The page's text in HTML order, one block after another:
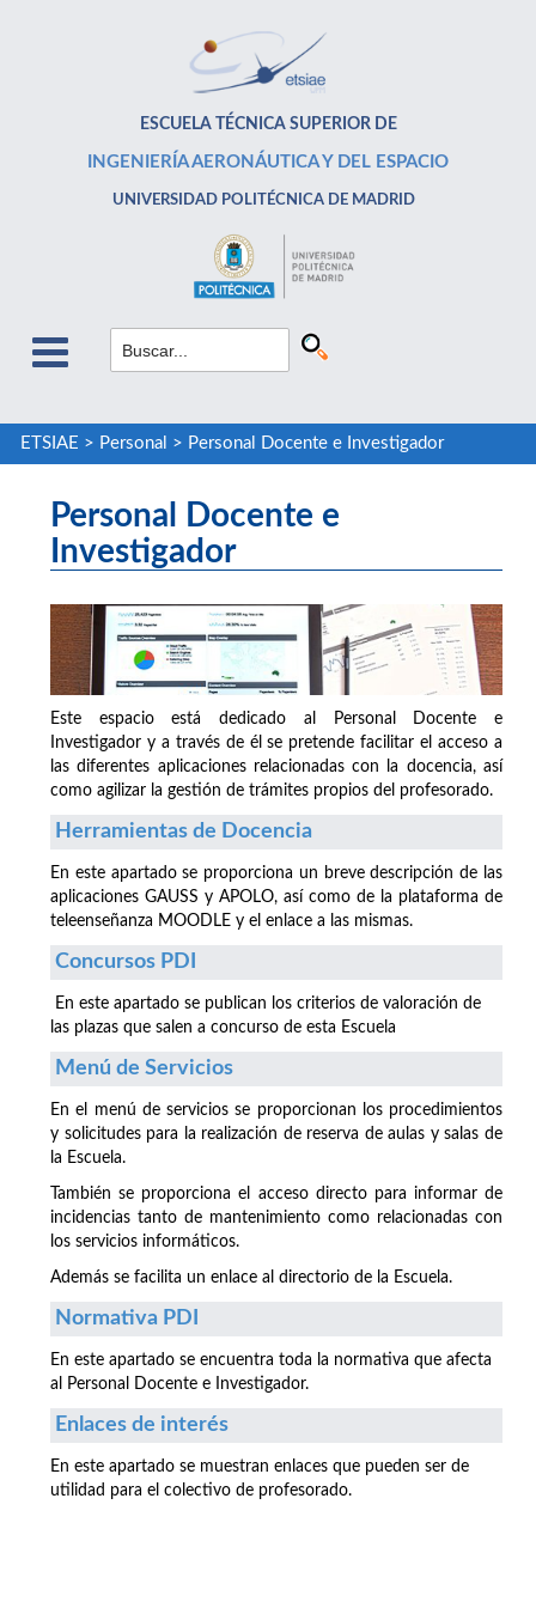
ESCUELA TÉCNICA SUPERIOR DE
INGENIERÍA AERONÁUTICA Y DEL ESPACIO
UNIVERSIDAD POLITÉCNICA DE MADRID
ETSIAE > Personal > Personal Docente e Investigador
Personal Docente e
Investigador
Este espacio está dedicado al Personal Docente e
Investigador y a través de él se pretende facilitar el acceso a
las diferentes aplicaciones relacionadas con la docencia, así
como agilizar la gestión de trámites propios del profesorado.
Herramientas de Docencia
En este apartado se proporciona un breve descripción de las
aplicaciones GAUSS y APOLO, así como de la plataforma de
teleenseñanza MOODLE y el enlace a las mismas.
Concursos PDI
En este apartado se publican los criterios de valoración de
las plazas que salen a concurso de esta Escuela
Menú de Servicios
En el menú de servicios se proporcionan los procedimientos
y solicitudes para la realización de reserva de aulas y salas de
la Escuela.
También se proporciona el acceso directo para informar de
incidencias tanto de mantenimiento como relacionadas con
los servicios informáticos.
Además se facilita un enlace al directorio de la Escuela.
Normativa PDI
En este apartado se encuentra toda la normativa que afecta
al Personal Docente e Investigador.
Enlaces de interés
En este apartado se muestran enlaces que pueden ser de
utilidad para el colectivo de profesorado.